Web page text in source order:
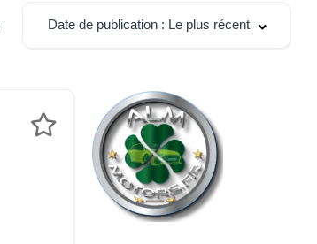
Date de publication : Le plus récent